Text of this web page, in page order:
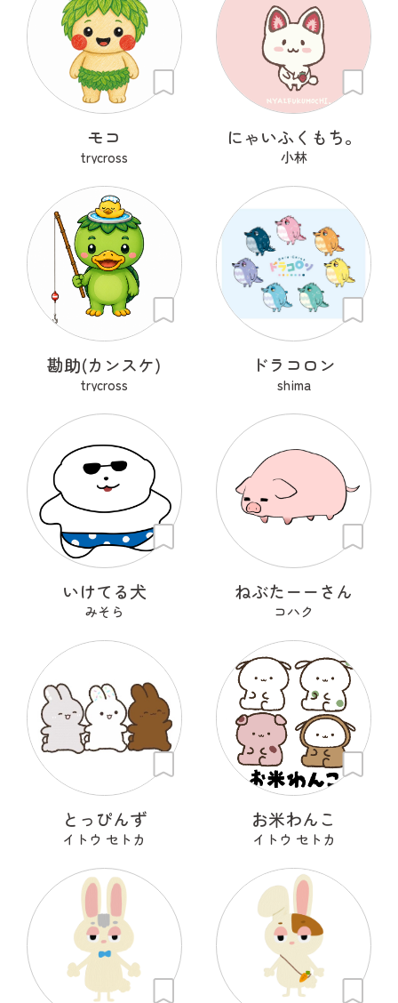
モコ
trycross
にゃいふくもち。
小林
勘助(カンスケ)
trycross
ドラコロン
shima
いけてる犬
みそら
ねぶたーーさん
コハク
とっぴんず
イトウ セトカ
お米わんこ
イトウ セトカ